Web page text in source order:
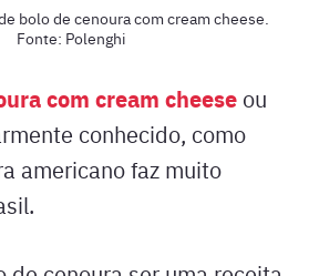
bolo de cenoura com cream cheese.
Fonte: Polenghi
com cream cheese ou
conhecido, como
americano faz muito